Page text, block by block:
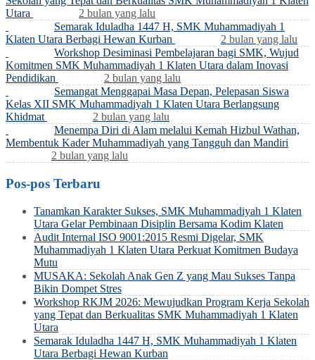
Utara
2 bulan yang lalu
Semarak Iduladha 1447 H, SMK Muhammadiyah 1
Klaten Utara Berbagi Hewan Kurban
2 bulan yang lalu
Workshop Desiminasi Pembelajaran bagi SMK, Wujud
Komitmen SMK Muhammadiyah 1 Klaten Utara dalam Inovasi
Pendidikan
2 bulan yang lalu
Semangat Menggapai Masa Depan, Pelepasan Siswa
Kelas XII SMK Muhammadiyah 1 Klaten Utara Berlangsung
Khidmat
2 bulan yang lalu
Menempa Diri di Alam melalui Kemah Hizbul Wathan,
Membentuk Kader Muhammadiyah yang Tangguh dan Mandiri
2 bulan yang lalu
Pos-pos Terbaru
Tanamkan Karakter Sukses, SMK Muhammadiyah 1 Klaten
Utara Gelar Pembinaan Disiplin Bersama Kodim Klaten
Audit Internal ISO 9001:2015 Resmi Digelar, SMK
Muhammadiyah 1 Klaten Utara Perkuat Komitmen Budaya
Mutu
MUSAKA: Sekolah Anak Gen Z yang Mau Sukses Tanpa
Bikin Dompet Stres
Workshop RKJM 2026: Mewujudkan Program Kerja Sekolah
yang Tepat dan Berkualitas SMK Muhammadiyah 1 Klaten
Utara
Semarak Iduladha 1447 H, SMK Muhammadiyah 1 Klaten
Utara Berbagi Hewan Kurban